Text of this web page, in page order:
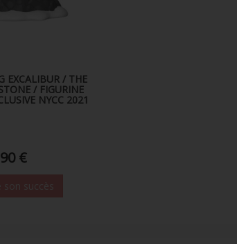
EXCALIBUR / THE
/ FIGURINE
NYCC 2021
€